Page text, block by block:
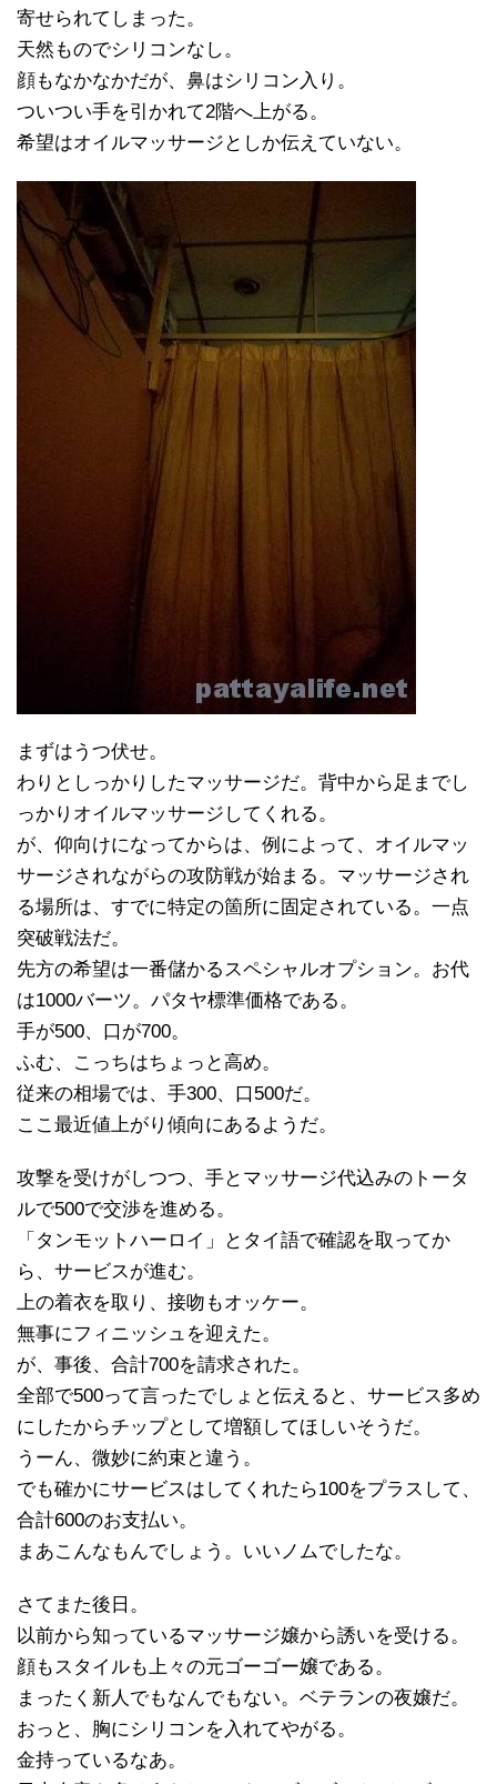
寄せられてしまった。
天然ものでシリコンなし。
顔もなかなかだが、鼻はシリコン入り。
ついつい手を引かれて2階へ上がる。
希望はオイルマッサージとしか伝えていない。
まずはうつ伏せ。
わりとしっかりしたマッサージだ。背中から足までし
っかりオイルマッサージしてくれる。
が、仰向けになってからは、例によって、オイルマッ
サージされながらの攻防戦が始まる。マッサージされ
る場所は、すでに特定の箇所に固定されている。一点
突破戦法だ。
先方の希望は一番儲かるスペシャルオプション。お代
は1000バーツ。パタヤ標準価格である。
手が500、口が700。
ふむ、こっちはちょっと高め。
従来の相場では、手300、口500だ。
ここ最近値上がり傾向にあるようだ。
攻撃を受けがしつつ、手とマッサージ代込みのトータ
ルで500で交渉を進める。
「タンモットハーロイ」とタイ語で確認を取ってか
ら、サービスが進む。
上の着衣を取り、接吻もオッケー。
無事にフィニッシュを迎えた。
が、事後、合計700を請求された。
全部で500って言ったでしょと伝えると、サービス多め
にしたからチップとして増額してほしいそうだ。
うーん、微妙に約束と違う。
でも確かにサービスはしてくれたら100をプラスして、
合計600のお支払い。
まあこんなもんでしょう。いいノムでしたな。
さてまた後日。
以前から知っているマッサージ嬢から誘いを受ける。
顔もスタイルも上々の元ゴーゴー嬢である。
まったく新人でもなんでもない。ベテランの夜嬢だ。
おっと、胸にシリコンを入れてやがる。
金持っているなあ。